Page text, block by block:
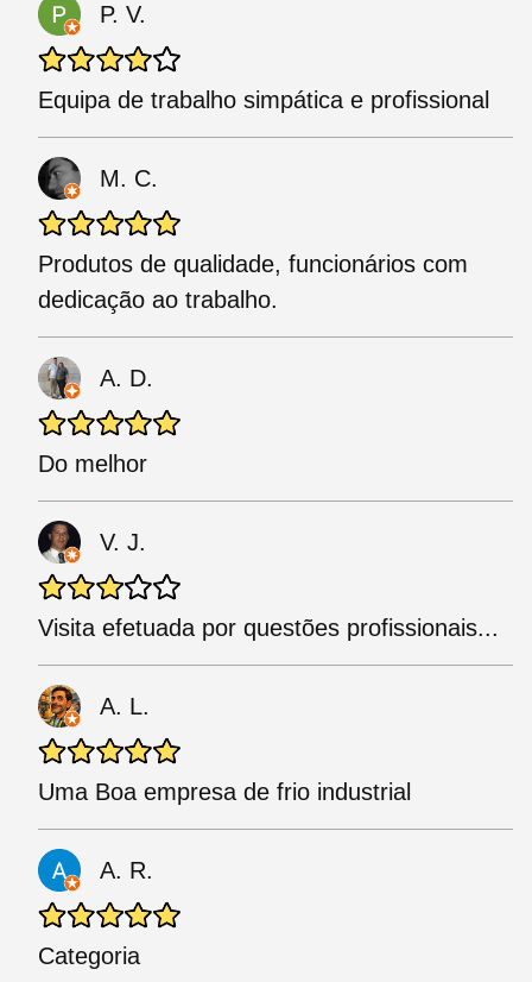
P. V.
Equipa de trabalho simpática e profissional
M. C.
Produtos de qualidade, funcionários com
dedicação ao trabalho.
A. D.
Do melhor
V. J.
Visita efetuada por questões profissionais...
A. L.
Uma Boa empresa de frio industrial
A. R.
Categoria